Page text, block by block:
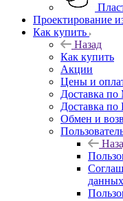
Проектирование
Как купить
Назад
Как купить
Акции
Цены и
Доставка по
Доставка по
Обмен и
данных